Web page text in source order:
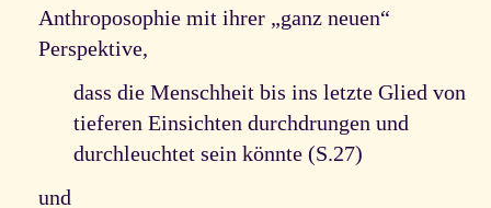
Anthroposophie mit ihrer „ganz neuen“
Perspektive,
dass die Menschheit bis ins letzte Glied von
tieferen Einsichten durchdrungen und
durchleuchtet sein könnte (S.27)
und